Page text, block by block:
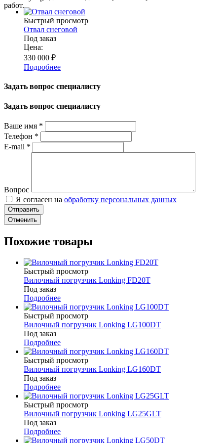
работ.
Быстрый просмотр
Отвал снеговой
Под заказ
Цена:
330 000 ₽
Подробнее
Задать вопрос специалисту
Задать вопрос специалисту
Ваше имя *
Телефон *
E-mail *
Вопрос
Я согласен на обработку персональных данных
Отменить
Похожие товары
Быстрый просмотр
Вилочный погрузчик Lonking FD20T
Под заказ
Подробнее
Быстрый просмотр
Вилочный погрузчик Lonking LG100DT
Под заказ
Подробнее
Быстрый просмотр
Вилочный погрузчик Lonking LG160DT
Под заказ
Подробнее
Быстрый просмотр
Вилочный погрузчик Lonking LG25GLT
Под заказ
Подробнее